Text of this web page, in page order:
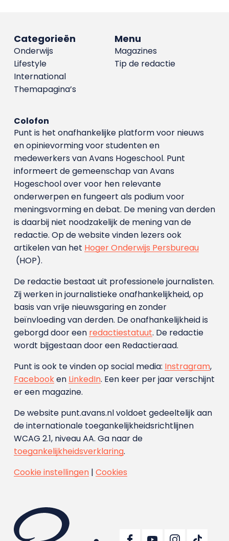
Menu
Magazines
Tip de redactie
Categorieën
Onderwijs
Lifestyle
International
Themapagina’s
Colofon
Punt is het onafhankelijke platform voor nieuws
en opinievorming voor studenten en
medewerkers van Avans Hoge­school. Punt
informeert de gemeenschap van Avans
Hogeschool over voor hen relevante
onderwerpen en fungeert als podium voor
meningsvorming en debat. De mening van derden
is daarbij niet noodzakelijk de mening van de
redactie. Op de website vinden lezers ook
artikelen van het Hoger Onderwijs Persbureau
(HOP).
De redactie bestaat uit professionele journalisten.
Zij werken in journalistieke onafhankelijkheid, op
basis van vrije nieuwsgaring en zonder
beïnvloeding van derden. De onafhankelijkheid is
geborgd door een redactiestatuut. De redactie
wordt bijgestaan door een Redactieraad.
Punt is ook te vinden op social media: Instragram,
Facebooken LinkedIn. Een keer per jaar verschijnt
er een magazine.
De website punt.avans.nl voldoet gedeeltelijk aan
de internationale toegankelijkheidsrichtlijnen
WCAG 2.1, niveau AA. Ga naar de
toegankelijkheidsverklaring.
Cookie instellingen| Cookies